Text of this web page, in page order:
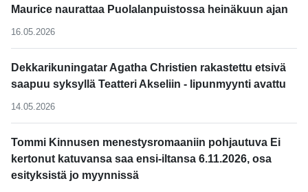
Maurice naurattaa Puolalanpuistossa heinäkuun ajan
16.05.2026
Dekkarikuningatar Agatha Christien rakastettu etsivä
saapuu syksyllä Teatteri Akseliin - lipunmyynti avattu
14.05.2026
Tommi Kinnusen menestysromaaniin pohjautuva Ei
kertonut katuvansa saa ensi-iltansa 6.11.2026, osa
esityksistä jo myynnissä